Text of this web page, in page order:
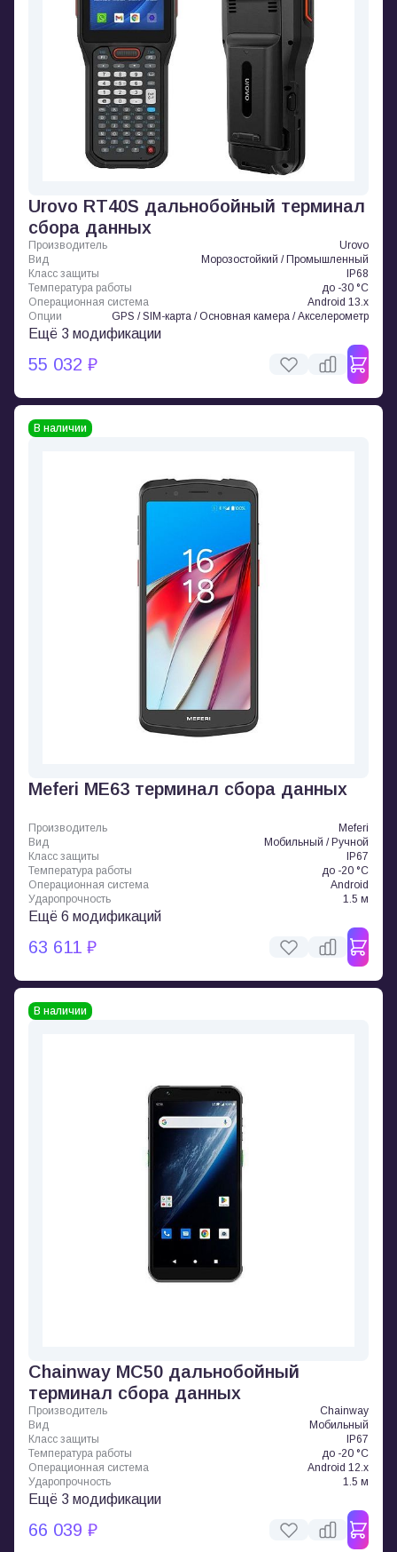
Urovo RT40S дальнобойный терминал
сбора данных
Производитель
Urovo
Вид
Морозостойкий / Промышленный
Класс защиты
IP68
Температура работы
до -30 °C
Операционная система
Android 13.x
Опции
GPS / SIM-карта / Основная камера / Акселерометр
Ещё 3 модификации
55 032 ₽
В наличии
Meferi ME63 терминал сбора данных
Производитель
Meferi
Вид
Мобильный / Ручной
Класс защиты
IP67
Температура работы
до -20 °C
Операционная система
Android
Ударопрочность
1.5 м
Ещё 6 модификаций
63 611 ₽
В наличии
Chainway MC50 дальнобойный
терминал сбора данных
Производитель
Chainway
Вид
Мобильный
Класс защиты
IP67
Температура работы
до -20 °C
Операционная система
Android 12.x
Ударопрочность
1.5 м
Ещё 3 модификации
66 039 ₽